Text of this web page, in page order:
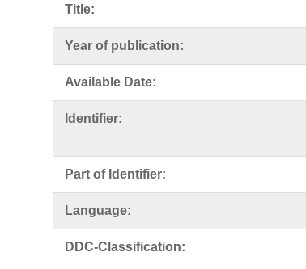
Title:
Year of publication:
Available Date:
Identifier:
Part of Identifier:
Language:
DDC-Classification: